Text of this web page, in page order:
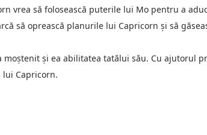
vrea să folosească puterile lui Mo pentru a
să oprească planurile lui Capricorn și să
moștenit și ea abilitatea tatălui său. Cu ajutorul
Capricorn.